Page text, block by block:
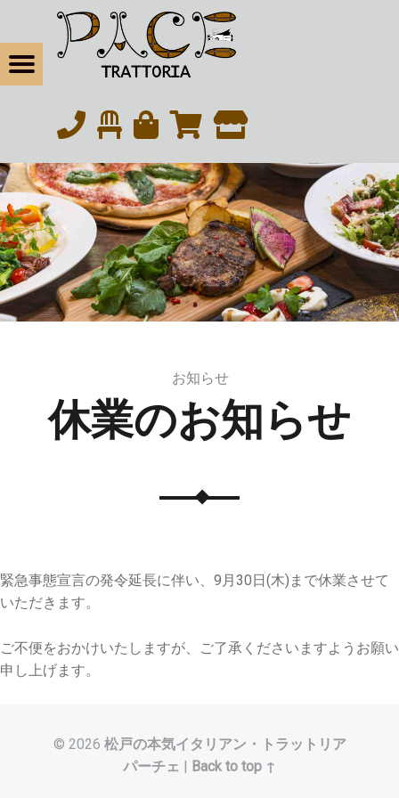
休業のお知らせ | 松戸の本気イタリアン・トラットリアパーチェ 松戸の本気イタリアン・トラットリアパーチェ
Menu
navigation
休業のお知らせ
お知らせ
緊急事態宣言の発令延長に伴い、9月30日(木)まで休業させて
いただきます。
ご不便をおかけいたしますが、ご了承くださいますようお願い
申し上げます。
© 2026 松戸の本気イタリアン・トラットリア
パーチェ | Back to top ↑